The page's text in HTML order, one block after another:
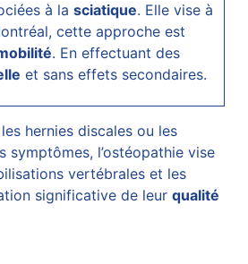
à lasciatique. Elle vise à
cette approche est
. En effectuant des
et sans effets secondaires.
hernies discales ou les
l’ostéopathie vise
vertébrales et les
significative de leurqualité